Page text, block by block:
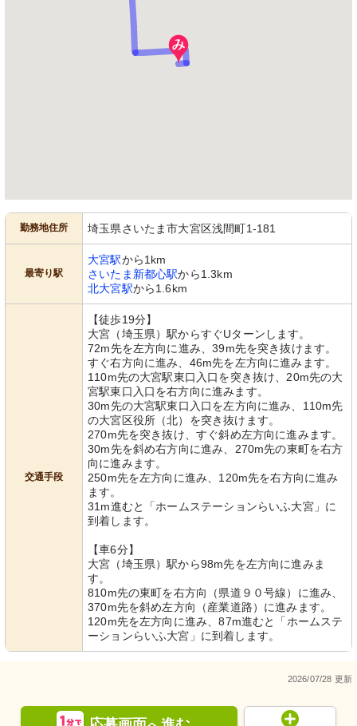
モダンなデザインの建物が、快適な職
場環境を約束します。明るい日差しの
下、来訪者を出迎えています。
勤務地住所 埼玉県さいたま市大宮区浅間町1-181
最寄り駅
大宮駅から1km
さいたま新都心駅から1.3km
北大宮駅から1.6km
交通手段
【徒歩19分】
大宮（埼玉県）駅からすぐUターンします。
72m先を左方向に進み、39m先を突き抜けます。
すぐ右方向に進み、46m先を左方向に進みます。
110m先の大宮駅東口入口を突き抜け、20m先の大
宮駅東口入口を右方向に進みます。
30m先の大宮駅東口入口を左方向に進み、110m先
の大宮区役所（北）を突き抜けます。
270m先を突き抜け、すぐ斜め左方向に進みます。
30m先を斜め右方向に進み、270m先の東町を右方
向に進みます。
250m先を左方向に進み、120m先を右方向に進み
ます。
31m進むと「ホームステーションらいふ大宮」に
到着します。
【車6分】
大宮（埼玉県）駅から98m先を左方向に進みま
す。
810m先の東町を右方向（県道９０号線）に進み、
370m先を斜め左方向（産業道路）に進みます。
120m先を左方向に進み、87m進むと「ホームステ
ーションらいふ大宮」に到着します。
2026/07/28 更新